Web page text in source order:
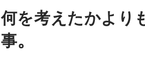
何を考えたかより
事。